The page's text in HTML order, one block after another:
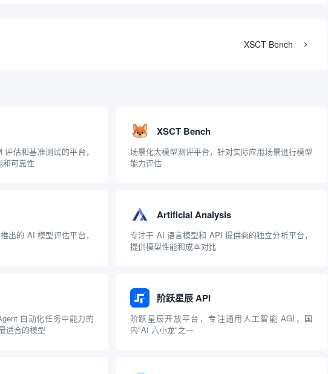
XSCT Bench
估和基准测试的平台，
和可靠性
XSCT Bench
场景化大模型测评平台，针对实际应用场景进行模型
能力评估
出的 AI 模型评估平台，
Artificial Analysis
专注于 AI 语言模型和 API 提供商的独立分析平台，
提供模型性能和成本对比
自动化任务中能力的
适合的模型
阶跃星辰 API
阶跃星辰开放平台，专注通用人工智能 AGI，国
内"AI 六小龙"之一